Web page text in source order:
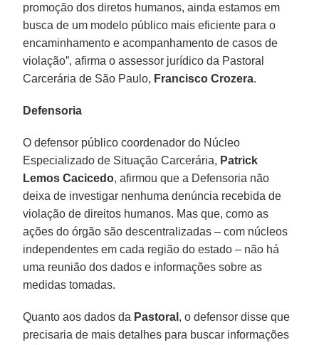
promoção dos diretos humanos, ainda estamos em
busca de um modelo público mais eficiente para o
encaminhamento e acompanhamento de casos de
violação”, afirma o assessor jurídico da Pastoral
Carcerária de São Paulo, Francisco Crozera.
Defensoria
O defensor público coordenador do Núcleo
Especializado de Situação Carcerária, Patrick
Lemos Cacicedo, afirmou que a Defensoria não
deixa de investigar nenhuma denúncia recebida de
violação de direitos humanos. Mas que, como as
ações do órgão são descentralizadas – com núcleos
independentes em cada região do estado – não há
uma reunião dos dados e informações sobre as
medidas tomadas.
Quanto aos dados da Pastoral , o defensor disse que
precisaria de mais detalhes para buscar informações